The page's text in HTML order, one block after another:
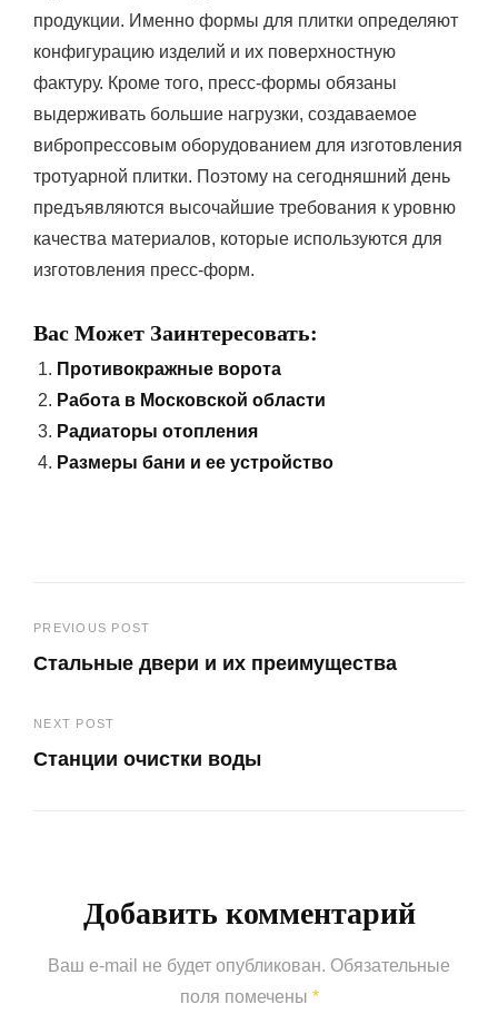
продукции. Именно формы для плитки определяют
конфигурацию изделий и их поверхностную
фактуру. Кроме того, пресс-формы обязаны
выдерживать большие нагрузки, создаваемое
вибропрессовым оборудованием для изготовления
тротуарной плитки. Поэтому на сегодняшний день
предъявляются высочайшие требования к уровню
качества материалов, которые используются для
изготовления пресс-форм.
Вас Может Заинтересовать:
Противокражные ворота
Работа в Московской области
Радиаторы отопления
Размеры бани и ее устройство
Навигация
по
записям
PREVIOUS POST
Стальные двери и их преимущества
Post
NEXT POST
Станции очистки воды
Добавить комментарий
Ваш e-mail не будет опубликован. Обязательные
поля помечены *